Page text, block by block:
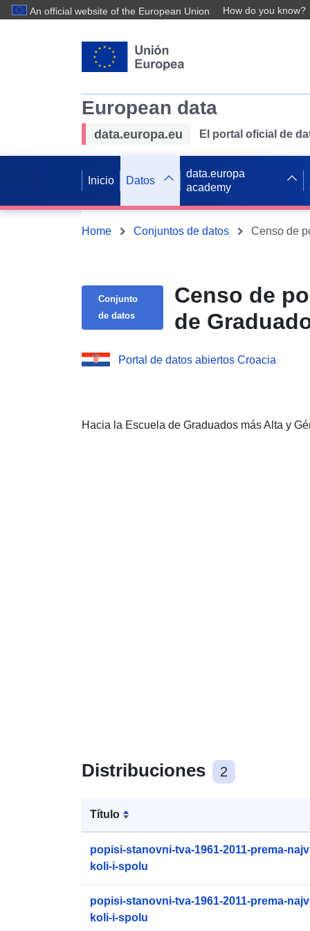
An official website of the European Union How do you know?
European data
data.europa.eu El portal oficial de
Inicio Datos
data.europa
academy
Home Conjuntos de datos
Conjunto
de datos
Censo de
de
Portal de datos abiertos Croacia
Hacia la Escuela de Graduados más Alta y
Distribuciones 2
Título
popisi-stanovni-tva-1961-2011-prema-
koli-i-spolu
popisi-stanovni-tva-1961-2011-prema-
koli-i-spolu